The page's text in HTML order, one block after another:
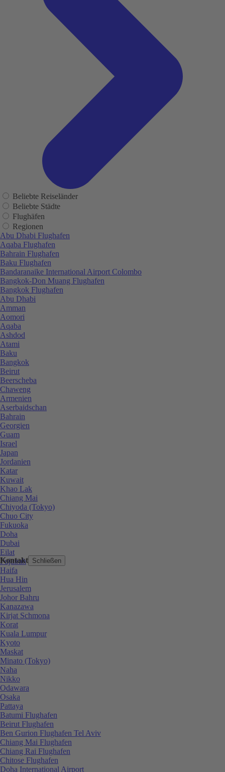
Kontakt Schließen
Beliebte Reiseländer
Beliebte Städte
Flughäfen
Regionen
Abu Dhabi Flughafen
Aqaba Flughafen
Bahrain Flughafen
Baku Flughafen
Bandaranaike International Airport Colombo
Bangkok-Don Muang Flughafen
Bangkok Flughafen
Abu Dhabi
Amman
Aomori
Aqaba
Ashdod
Atami
Baku
Bangkok
Beirut
Beerscheba
Chaweng
Armenien
Aserbaidschan
Bahrain
Georgien
Guam
Israel
Japan
Jordanien
Katar
Kuwait
Khao Lak
Chiang Mai
Chiyoda (Tokyo)
Chuo City
Fukuoka
Doha
Dubai
Eilat
Fujairah
Haifa
Hua Hin
Jerusalem
Johor Bahru
Kanazawa
Kirjat Schmona
Korat
Kuala Lumpur
Kyoto
Maskat
Minato (Tokyo)
Naha
Nikko
Odawara
Osaka
Pattaya
Batumi Flughafen
Beirut Flughafen
Ben Gurion Flughafen Tel Aviv
Chiang Mai Flughafen
Chiang Rai Flughafen
Chitose Flughafen
Doha International Airport